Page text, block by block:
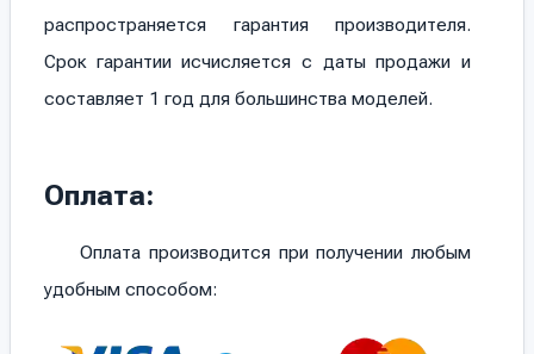
распространяется гарантия производителя.
Срок гарантии исчисляется с даты продажи и
составляет 1 год для большинства моделей.
Оплата:
Оплата производится при получении любым
удобным способом: